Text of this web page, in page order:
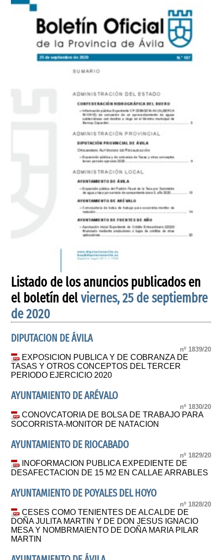
Listado de los anuncios publicados en
el boletín delviernes, 25 de septiembre
de 2020
DIPUTACION DE ÁVILA
nº 1839/20
EXPOSICION PUBLICA Y DE COBRANZA DE
TASAS Y OTROS CONCEPTOS DEL TERCER
PERIODO EJERCICIO 2020
AYUNTAMIENTO DE ARÉVALO
nº 1830/20
CONOVCATORIA DE BOLSA DE TRABAJO PARA
SOCORRISTA-MONITOR DE NATACION
AYUNTAMIENTO DE RIOCABADO
nº 1829/20
INOFORMACION PUBLICA EXPEDIENTE DE
DESAFECTACION DE 15 M2 EN CALLAE ARRABLES
AYUNTAMIENTO DE POYALES DEL HOYO
nº 1828/20
CESES COMO TENIENTES DE ALCALDE DE
DOÑA JULITA MARTIN Y DE DON JESUS IGNACIO
MESA Y NOMBRMAIENTO DE DOÑA MARIA PILAR
MARTIN